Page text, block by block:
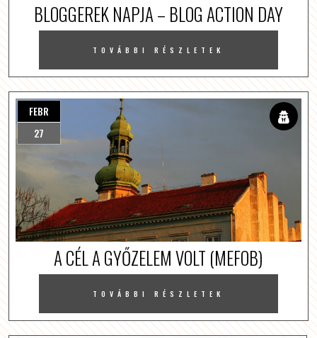
BLOGGEREK NAPJA – BLOG ACTION DAY
TOVÁBBI RÉSZLETEK
FEBR
27
A CÉL A GYŐZELEM VOLT (MEFOB)
TOVÁBBI RÉSZLETEK